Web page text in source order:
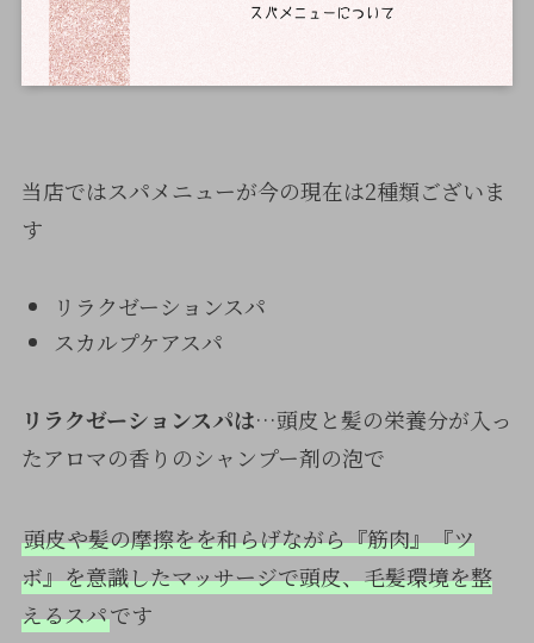
当店ではスパメニューが今の現在は2種類ございま
す
リラクゼーションスパ
スカルプケアスパ
リラクゼーションスパは…頭皮と髪の栄養分が入っ
たアロマの香りのシャンプー剤の泡で
頭皮や髪の摩擦をを和らげながら『筋肉』『ツ
ボ』を意識したマッサージで頭皮、毛髪環境を整
えるスパです